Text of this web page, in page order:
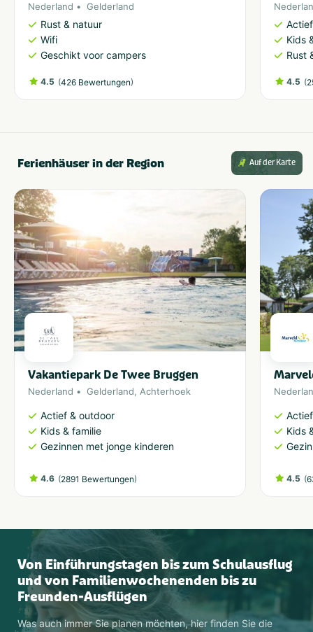
Nederland Gelderland
Rust & natuur
Wifi
Geschikt voor campers
4.5 (426 Bewertungen)
Kids
Rust
4.5 (
Ferienhäuser in der Region Auf der Karte
Vakantiepark De Twee Bruggen
Nederland Gelderland, Achterhoek
Actief & outdoor
Kids & familie
Gezinnen met jonge kinderen
4.6 (2891 Bewertungen)
Kids
4.5 (
Von Einführungstagen bis zum Schulausflug
und von Familienwochenenden bis zu
Freunden-Ausflügen
Was auch immer Sie planen möchten, hier finden Sie die